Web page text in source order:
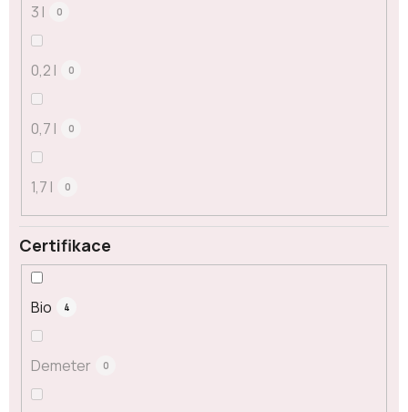
3 l 0
0,2 l 0
0,7 l 0
1,7 l 0
Certifikace
Bio 4
Demeter 0